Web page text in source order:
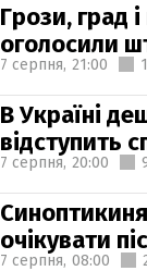
Грози, град
оголосили
7 серпня, 21:00
В Україні
відступить
7 серпня, 20:00
очікувати
7 серпня, 08:00